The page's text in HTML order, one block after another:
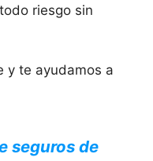
riesgo sin
y te ayudamos a
seguros de